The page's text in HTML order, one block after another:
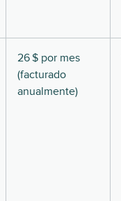
26 $ por mes
(facturado
anualmente)